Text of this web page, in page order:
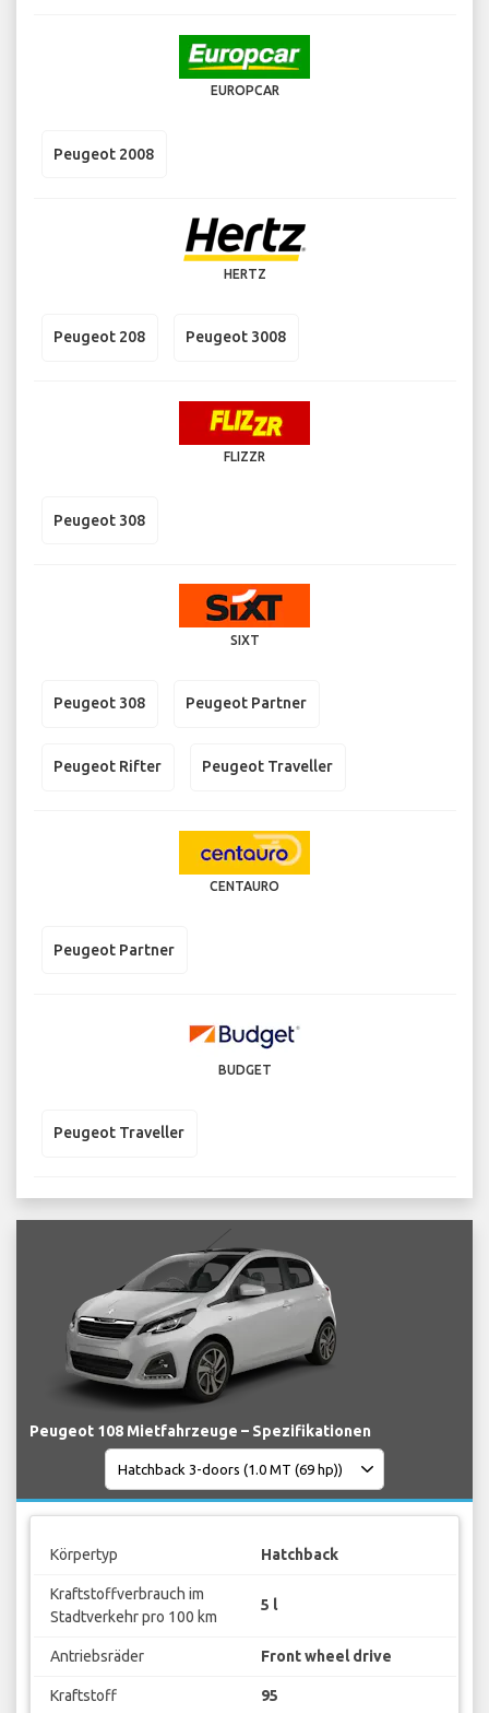
EUROPCAR
Peugeot 2008
HERTZ
Peugeot 208 Peugeot 3008
FLIZZR
Peugeot 308
SIXT
Peugeot 308 Peugeot Partner
Peugeot Rifter Peugeot Traveller
CENTAURO
Peugeot Partner
BUDGET
Peugeot Traveller
Peugeot 108 Mietfahrzeuge – Spezifikationen
Körpertyp Hatchback
Kraftstoffverbrauch im
Stadtverkehr pro 100 km
5 l
Antriebsräder Front wheel drive
Kraftstoff 95